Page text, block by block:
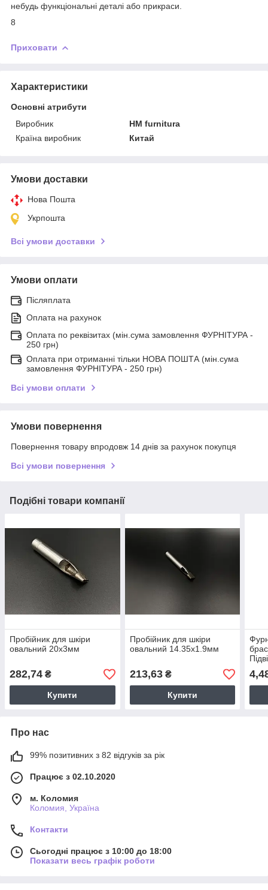
небудь функціональні деталі або прикраси.
8
Приховати
Характеристики
Основні атрибути
Виробник
HM furnitura
Країна виробник
Китай
Умови доставки
Нова Пошта
Укрпошта
Всі умови доставки
Умови оплати
Післяплата
Оплата на рахунок
Оплата по реквізитах (мін.сума замовлення ФУРНІТУРА -
250 грн)
Оплата при отриманні тільки НОВА ПОШТА (мін.сума
замовлення ФУРНІТУРА - 250 грн)
Всі умови оплати
Умови повернення
Повернення товару впродовж 14 днів за рахунок покупця
Всі умови повернення
Подібні товари компанії
Пробійник для шкіри
овальний 20х3мм
282,74 ₴
Купити
Пробійник для шкіри
овальний 14.35х1.9мм
213,63₴
Купити
Про нас
99% позитивних з 82 відгуків за рік
Працює з 02.10.2020
м. Коломия
Коломия, Україна
Контакти
Сьогодні працює з 10:00 до 18:00
Показати весь графік роботи